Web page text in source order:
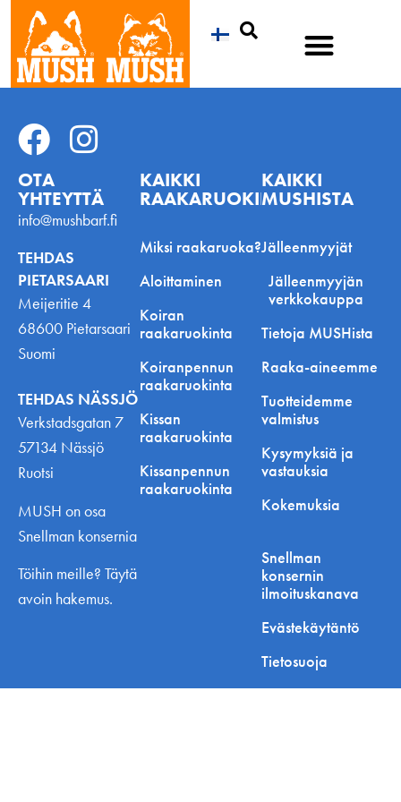
OTA
YHTEYTTÄ
info@mushbarf.fi
TEHDAS
PIETARSAARI
Meijeritie 4
68600 Pietarsaari
Suomi
TEHDAS NÄSSJÖ
Verkstadsgatan 7
57134 Nässjö
Ruotsi
MUSH on osa
Snellman konsernia
Töihin meille? Täytä
avoin hakemus.
KAIKKI
RAAKARUOKINNASTA
Miksi raakaruoka?
Aloittaminen
Koiran
raakaruokinta
Koiranpennun
raakaruokinta
Kissan
raakaruokinta
Kissanpennun
raakaruokinta
KAIKKI
MUSHISTA
Jälleenmyyjät
Jälleenmyyjän
verkkokauppa
Tietoja MUSHista
Raaka-aineemme
Tuotteidemme
valmistus
Kysymyksiä ja
vastauksia
Kokemuksia
Snellman
konsernin
ilmoituskanava
Evästekäytäntö
Tietosuoja